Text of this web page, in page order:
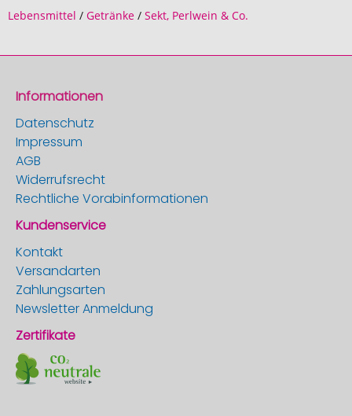
Lebensmittel / Getränke / Sekt, Perlwein & Co.
Informationen
Datenschutz
Impressum
AGB
Widerrufsrecht
Rechtliche Vorabinformationen
Kundenservice
Kontakt
Versandarten
Zahlungsarten
Newsletter Anmeldung
Zertifikate